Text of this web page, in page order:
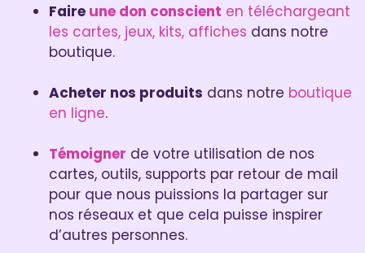
Faire une don conscient en téléchargeant
les cartes, jeux, kits, affiches dans notre
boutique.
Acheter nos produits dans notre boutique
en ligne.
Témoigner de votre utilisation de nos
cartes, outils, supports par retour de mail
pour que nous puissions la partager sur
nos réseaux et que cela puisse inspirer
d’autres personnes.